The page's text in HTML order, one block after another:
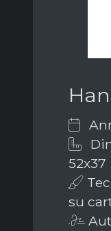
52x37
su